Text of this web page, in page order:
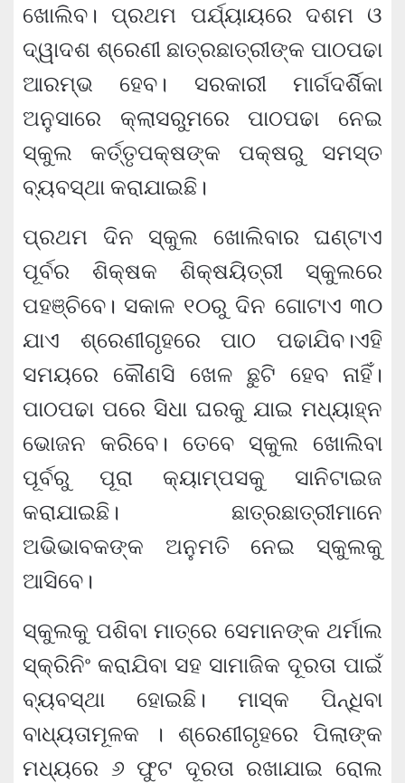
ଖୋଲିବ। ପ୍ରଥମ ପର୍ଯ୍ୟାୟରେ ଦଶମ ଓ
ଦ୍ୱାଦଶ ଶ୍ରେଣୀ ଛାତ୍ରଛାତ୍ରୀଙ୍କ ପାଠପଢା
ଆରମ୍ଭ ହେବ। ସରକାରୀ ମାର୍ଗଦର୍ଶିକା
ଅନୁସାରେ କ୍ଲାସରୁମରେ ପାଠପଢା ନେଇ
ସ୍କୁଲ କର୍ତ୍ତୃପକ୍ଷଙ୍କ ପକ୍ଷରୁ ସମସ୍ତ
ବ୍ୟବସ୍ଥା କରାଯାଇଛି।
ପ୍ରଥମ ଦିନ ସ୍କୁଲ ଖୋଲିବାର ଘଣ୍ଟାଏ
ପୂର୍ବର ଶିକ୍ଷକ ଶିକ୍ଷୟିତ୍ରୀ ସ୍କୁଲରେ
ପହଞ୍ଚିବେ। ସକାଳ ୧୦ରୁ ଦିନ ଗୋଟାଏ ୩୦
ଯାଏ ଶ୍ରେଣୀଗୃହରେ ପାଠ ପଢାଯିବ।ଏହି
ସମୟରେ କୌଣସି ଖେଳ ଛୁଟି ହେବ ନାହିଁ।
ପାଠପଢା ପରେ ସିଧା ଘରକୁ ଯାଇ ମଧ୍ୟାହ୍ନ
ଭୋଜନ କରିବେ। ତେବେ ସ୍କୁଲ ଖୋଲିବା
ପୂର୍ବରୁ ପୂରା କ୍ୟାମ୍ପସକୁ ସାନିଟାଇଜ
କରାଯାଇଛି। ଛାତ୍ରଛାତ୍ରୀମାନେ
ଅଭିଭାବକଙ୍କ ଅନୁମତି ନେଇ ସ୍କୁଲକୁ
ଆସିବେ।
ସ୍କୁଲକୁ ପଶିବା ମାତ୍ରେ ସେମାନଙ୍କ ଥର୍ମାଲ
ସ୍କ୍ରିନିଂ କରାଯିବା ସହ ସାମାଜିକ ଦୂରତା ପାଇଁ
ବ୍ୟବସ୍ଥା ହୋଇଛି। ମାସ୍କ ପିନ୍ଧିବା
ବାଧ୍ୟତାମୂଳକ । ଶ୍ରେଣୀଗୃହରେ ପିଲାଙ୍କ
ମଧ୍ୟରେ ୬ ଫୁଟ ଦୂରତା ରଖାଯାଇ ରୋଲ